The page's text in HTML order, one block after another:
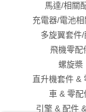
個人資料，或要求
店可能因此無法進
善的網路服務，尚請
退換貨說明
1.收到商品後如發
貨，請於到貨後7天
速為您處理。
2.收到商品後可享
觀賞、品鑑比較。
馬達/相關
充電器/電池
多旋翼套件/
飛機零配
螺旋槳
直升機套件 &
車 & 零配
引擎 & 配件